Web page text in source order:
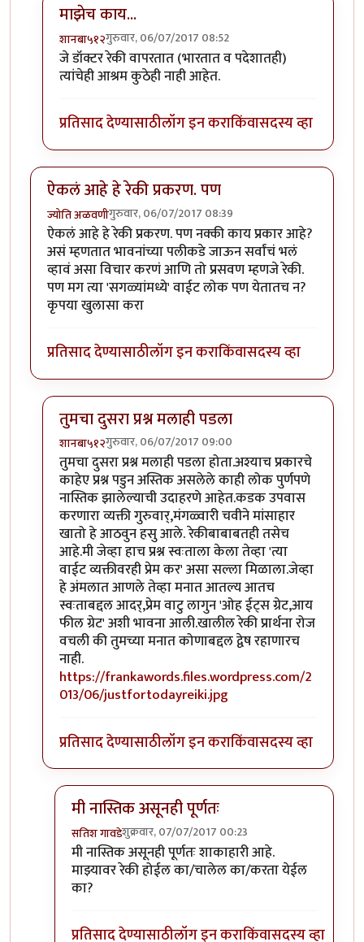
माझेच काय...
शानबा५१२गुरुवार, 06/07/2017 08:52
In reply toआई शप्पत , मी आज पर्यंत अस्लby
जे डॉक्टर रेकी वापरतात (भारतात व पदेशातही)
त्यांचेही आश्रम कुठेही नाही आहेत.
प्रतिसाद देण्यासाठीलॉग इन कराकिंवासदस्य व्हा
ऐकलं आहे हे रेकी प्रकरण. पण
ज्योति अळवणीगुरुवार, 06/07/2017 08:39
ऐकलं आहे हे रेकी प्रकरण. पण नक्की काय प्रकार आहे?
असं म्हणतात भावनांच्या पलीकडे जाऊन सर्वांचं भलं
व्हावं असा विचार करणं आणि तो प्रसवण म्हणजे रेकी.
पण मग त्या 'सगळ्यांमध्ये' वाईट लोक पण येतातच न?
कृपया खुलासा करा
प्रतिसाद देण्यासाठीलॉग इन कराकिंवासदस्य व्हा
तुमचा दुसरा प्रश्न मलाही पडला
शानबा५१२गुरुवार, 06/07/2017 09:00
In reply toऐकलं आहे हे रेकी प्रकरण. पणbyज्योति अळवणी
तुमचा दुसरा प्रश्न मलाही पडला होता.अश्याच प्रकारचे
काहेए प्रश्न पडुन अस्तिक असलेले काही लोक पुर्णपणे
नास्तिक झालेल्याची उदाहरणे आहेत.कडक उपवास
करणारा व्यक्ती गुरुवार्,मंगळ्वारी चवीने मांसाहार
खातो हे आठवुन हसु आले. रेकीबाबाबतही तसेच
आहे.मी जेव्हा हाच प्रश्न स्वःताला केला तेव्हा 'त्या
वाईट व्यक्तीवरही प्रेम कर' असा सल्ला मिळाला.जेव्हा
हे अंमलात आणले तेव्हा मनात आतल्य आतच
स्वःताबद्दल आदर्,प्रेम वाटु लागुन 'ओह ईट्स ग्रेट,आय
फील ग्रेट' अशी भावना आली.खालील रेकी प्रार्थना रोज
वचली की तुमच्या मनात कोणाबद्दल द्वेष रहाणारच
नाही.
https://frankawords.files.wordpress.com/2
013/06/justfortodayreiki.jpg
प्रतिसाद देण्यासाठीलॉग इन कराकिंवासदस्य व्हा
मी नास्तिक असूनही पूर्णतः
सतिश गावडेशुक्रवार, 07/07/2017 00:23
In reply toतुमचा दुसरा प्रश्न मलाही पडला
मी नास्तिक असूनही पूर्णतः शाकाहारी आहे.
माझ्यावर रेकी होईल का/चालेल का/करता येईल
का?
प्रतिसाद देण्यासाठीलॉग इन कराकिंवासदस्य व्हा